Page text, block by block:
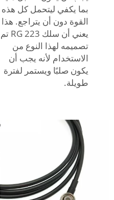
بما يكفي ليتحمل كل هذه
القوة دون أن يتراجع. هذا
يعني أن سلك RG 223 تم
تصميمه لهذا النوع من
الاستخدام لأنه يجب أن
يكون صلبًا ويستمر لفترة
طويلة.